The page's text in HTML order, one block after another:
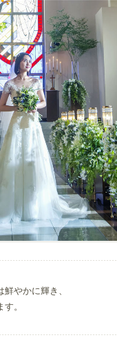
やかに輝き、
。